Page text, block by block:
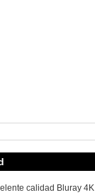
calidad Bluray 4K